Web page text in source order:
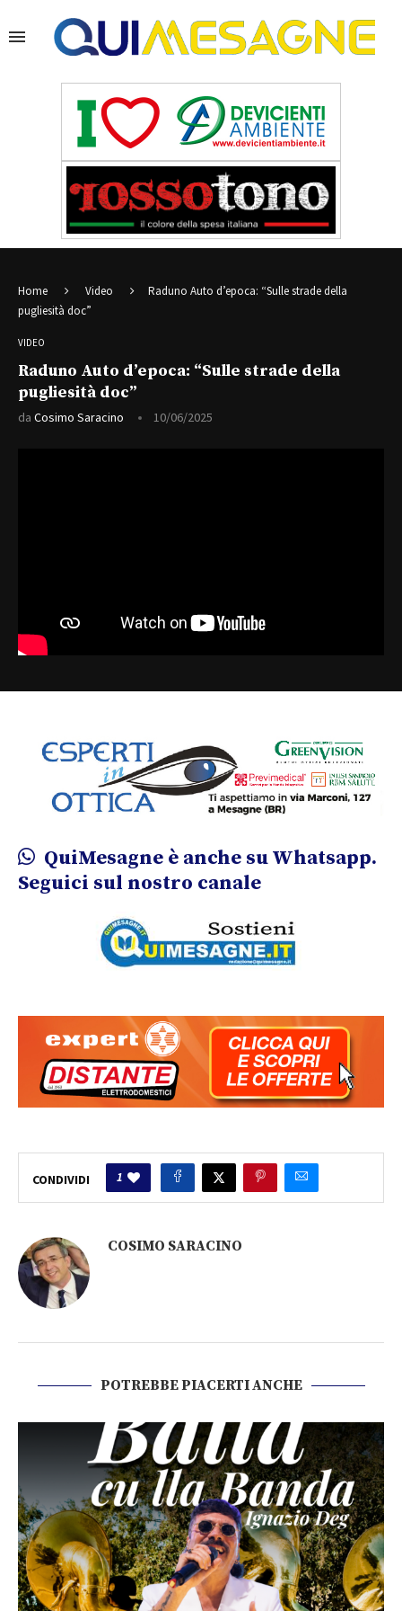
Home Video
Raduno Auto d’epoca: “Sulle strade della
pugliesità doc”
VIDEO
Raduno Auto d’epoca: “Sulle strade della
pugliesità doc”
da Cosimo Saracino 10/06/2025
QuiMesagne è anche su Whatsapp.
Seguici sul nostro canale
CONDIVIDI 1
COSIMO SARACINO
POTREBBE PIACERTI ANCHE